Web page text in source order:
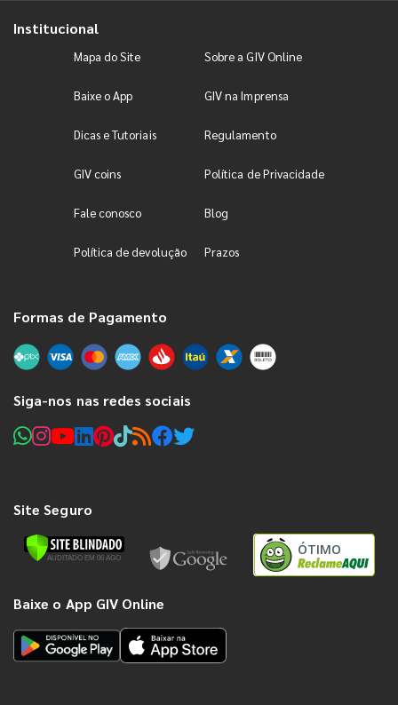
Institucional
Mapa do Site Sobre a GIV Online
Baixe o App GIV na Imprensa
Dicas e Tutoriais Regulamento
GIV coins Política de Privacidade
Fale conosco Blog
Política de devolução Prazos
Formas de Pagamento
Siga-nos nas redes sociais
Site Seguro
ÓTIMO
Baixe o App GIV Online